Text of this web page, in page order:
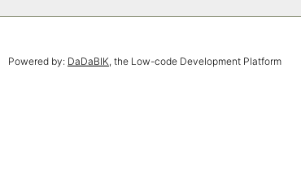
Powered by: DaDaBIK, the Low-code Development Platform